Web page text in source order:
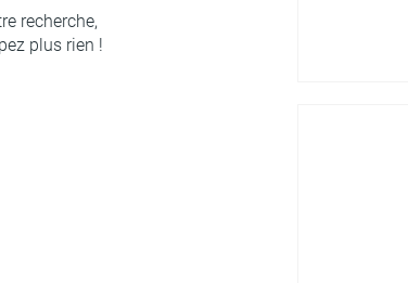
recherche,
plus rien !